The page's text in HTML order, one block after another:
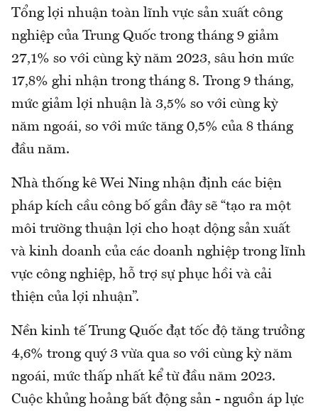
Tổng lợi nhuận toàn lĩnh vực sản xuất công
nghiệp của Trung Quốc trong tháng 9 giảm
27,1% so với cùng kỳ năm 2023, sâu hơn mức
17,8% ghi nhận trong tháng 8. Trong 9 tháng,
mức giảm lợi nhuận là 3,5% so với cùng kỳ
năm ngoái, so với mức tăng 0,5% của 8 tháng
đầu năm.
Nhà thống kê Wei Ning nhận định các biện
pháp kích cầu công bố gần đây sẽ “tạo ra một
môi trường thuận lợi cho hoạt dộng sản xuất
và kinh doanh của các doanh nghiệp trong lĩnh
vực công nghiệp, hỗ trợ sự phục hồi và cải
thiện của lợi nhuận”.
Nền kinh tế Trung Quốc đạt tốc độ tăng trưởng
4,6% trong quý 3 vừa qua so với cùng kỳ năm
ngoái, mức thấp nhất kể từ đầu năm 2023.
Cuộc khủng hoảng bất động sản - nguồn áp lực